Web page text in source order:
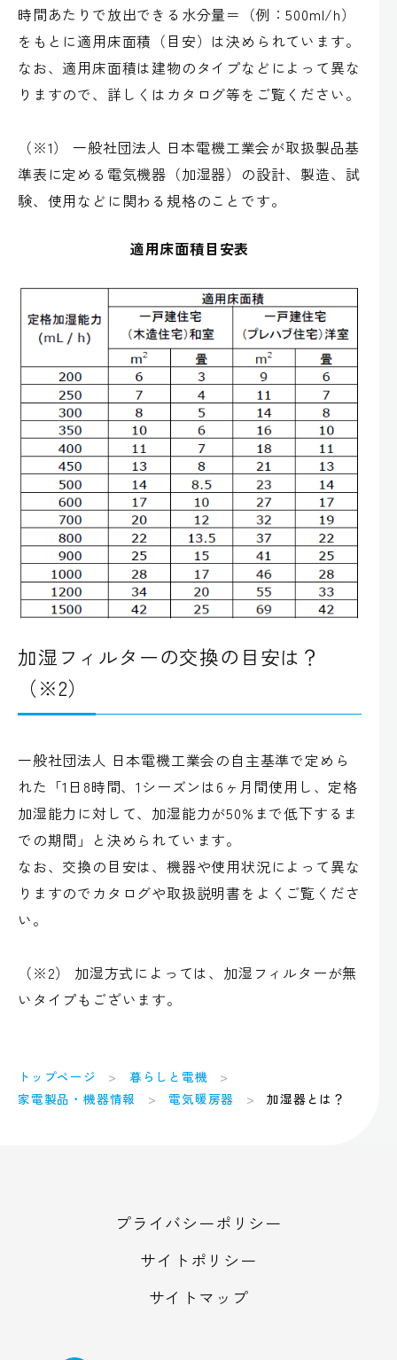
時間あたりで放出できる水分量＝（例：500ml/h）
をもとに適用床面積（目安）は決められています。
なお、適用床面積は建物のタイプなどによって異な
りますので、詳しくはカタログ等をご覧ください。
（※1） 一般社団法人 日本電機工業会が取扱製品基
準表に定める電気機器（加湿器）の設計、製造、試
験、使用などに関わる規格のことです。
適用床面積目安表
加湿フィルターの交換の目安は？
（※2）
一般社団法人 日本電機工業会の自主基準で定めら
れた「1日8時間、1シーズンは6ヶ月間使用し、定格
加湿能力に対して、加湿能力が50%まで低下するま
での期間」と決められています。
なお、交換の目安は、機器や使用状況によって異な
りますのでカタログや取扱説明書をよくご覧くださ
い。
（※2） 加湿方式によっては、加湿フィルターが無
いタイプもございます。
トップページ
暮らしと電機
家電製品・機器情報
電気暖房器 加湿器とは？
プライバシーポリシー
サイトポリシー
サイトマップ